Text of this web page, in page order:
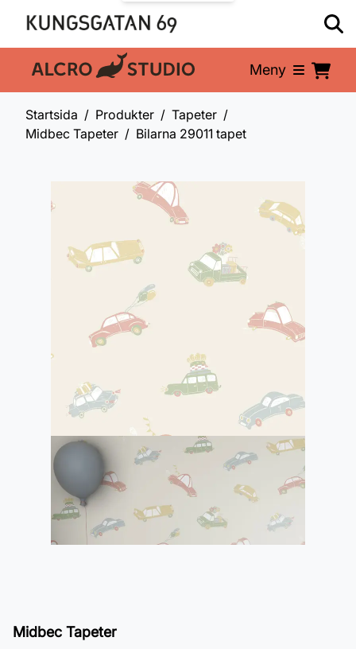
En del av: Meny
Startsida Produkter
Tapeter
Midbec Tapeter
Bilarna 29011 tapet
Midbec Tapeter